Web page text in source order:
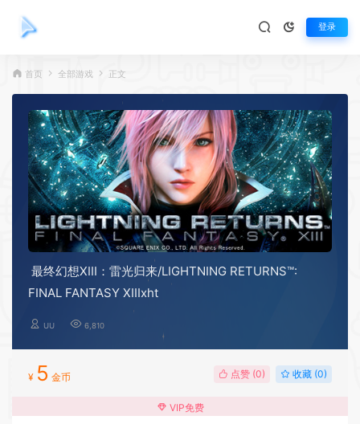
登录
首页 全部游戏 正文
最终幻想XIII：雷光归来/LIGHTNING RETURNS™:
FINAL FANTASY XIIIxht
UU 6,810
¥ 5 金币 点赞 (0) 收藏 (0)
VIP免费